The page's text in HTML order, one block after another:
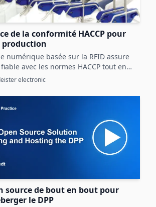
de la conformité HACCP pour
production
numérique basée sur la RFID assure
avec les normes HACCP tout en
et la sécurité dans les
electronic
source de bout en bout pour
le DPP